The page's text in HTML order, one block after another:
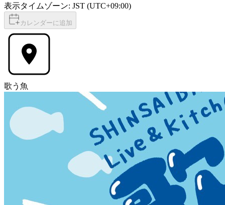
表示タイムゾーン: JST (UTC+09:00)
カレンダーに追加
歌う魚